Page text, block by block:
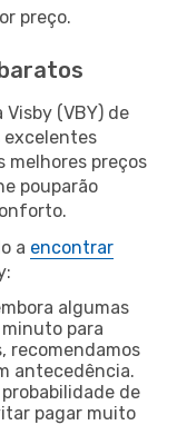
preço.
(VBY) de
excelentes
melhores preços
pouparão
a encontrar
algumas
para
recomendamos
antecedência.
de
pagar muito